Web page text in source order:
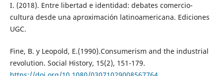
I. (2018). Entre libertad e identidad: debates comercio-
cultura desde una aproximación latinoamericana. Ediciones
UGC.
Fine, B. y Leopold, E.(1990).Consumerism and the industrial
revolution. Social History, 15(2), 151-179.